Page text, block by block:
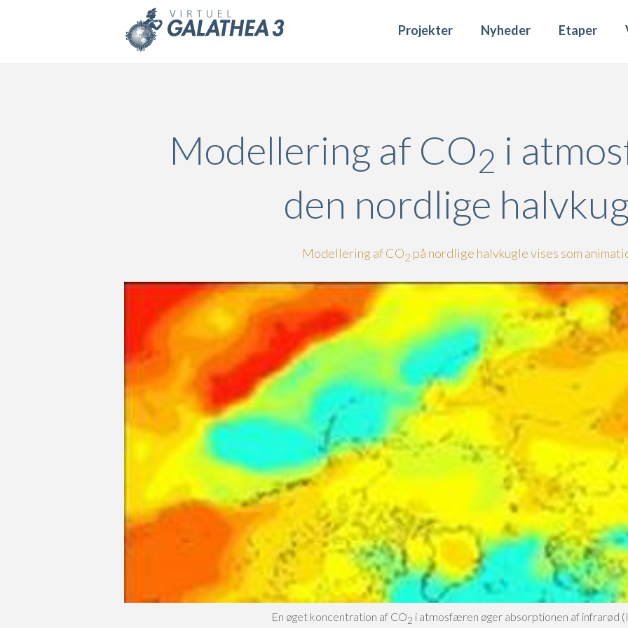
Projekter Nyheder Etaper
Modellering af CO2 i
den nordlige
Modellering af CO2 på nordlige halvkugle vises som
En øget koncentration af CO2 i atmosfæren øger absorptionen af infrarød